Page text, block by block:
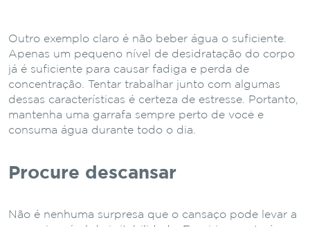
Outro exemplo claro é não beber água o suficiente.
Apenas um pequeno nível de desidratação do corpo
já é suficiente para causar fadiga e perda de
concentração. Tentar trabalhar junto com algumas
dessas características é certeza de estresse. Portanto,
mantenha uma garrafa sempre perto de você e
consuma água durante todo o dia.
Procure descansar
Não é nenhuma surpresa que o cansaço pode levar a